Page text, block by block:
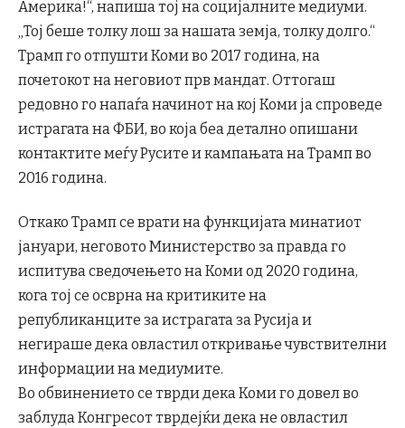
Америка!“, напиша тој на социјалните медиуми.
„Тој беше толку лош за нашата земја, толку долго.“
Трамп го отпушти Коми во 2017 година, на
почетокот на неговиот прв мандат. Оттогаш
редовно го напаѓа начинот на кој Коми ја спроведе
истрагата на ФБИ, во која беа детално опишани
контактите меѓу Русите и кампањата на Трамп во
2016 година.
Откако Трамп се врати на функцијата минатиот
јануари, неговото Министерство за правда го
испитува сведочењето на Коми од 2020 година,
кога тој се осврна на критиките на
републиканците за истрагата за Русија и
негираше дека овластил откривање чувствителни
информации на медиумите.
Во обвинението се тврди дека Коми го довел во
заблуда Конгресот тврдејќи дека не овластил